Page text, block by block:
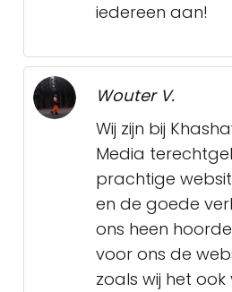
iedereen aan!
Wouter V.
Wij zijn bij
Media
prachtige
en de goede
ons heen
voor ons de
zoals wij het